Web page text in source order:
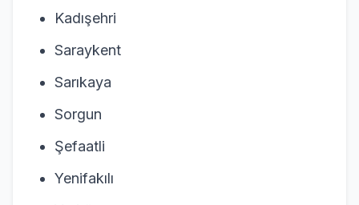
Kadışehri
Saraykent
Sarıkaya
Sorgun
Şefaatli
Yenifakılı